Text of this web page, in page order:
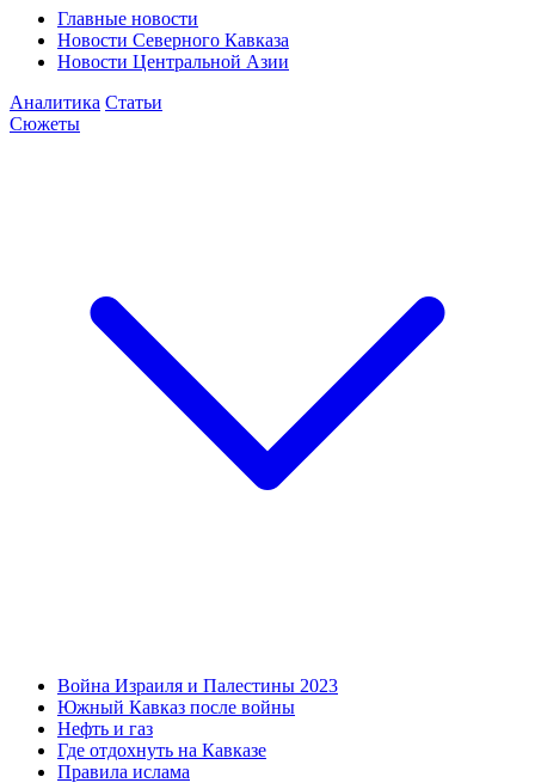
Главные новости
Новости Северного Кавказа
Новости Центральной Азии
Аналитика Статьи
Сюжеты
Война Израиля и Палестины 2023
Южный Кавказ после войны
Нефть и газ
Где отдохнуть на Кавказе
Правила ислама